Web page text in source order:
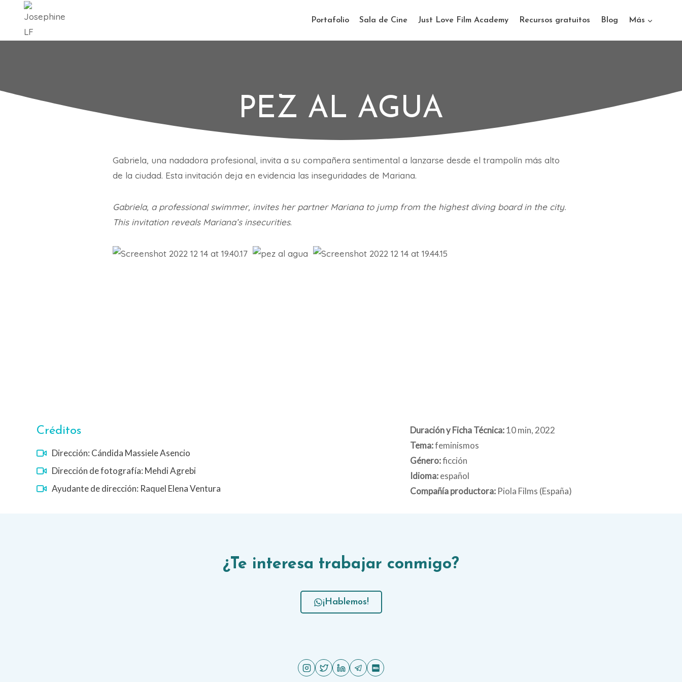
contenido
Portafolio Sala de Cine Just Love Film Academy Recursos gratuitos Blog Más
PEZ AL AGUA
Gabriela, una nadadora profesional, invita a su compañera sentimental a lanzarse desde el trampolín más alto
de la ciudad. Esta invitación deja en evidencia las inseguridades de Mariana.
Gabriela, a professional swimmer, invites her partner Mariana to jump from the highest diving board in the city.
This invitation reveals Mariana’s insecurities.
Créditos
Dirección: Cándida Massiele Asencio
Dirección de fotografía: Mehdi Agrebi
Ayudante de dirección: Raquel Elena Ventura
Duración y Ficha Técnica:10 min, 2022
Tema:feminismos
Género:ficción
Idioma:español
Compañía productora: Piola Films (España)
¿Te interesa trabajar conmigo?
¡Hablemos!